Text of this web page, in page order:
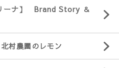
ーナ】 Brand Story ＆
村農園のレモン